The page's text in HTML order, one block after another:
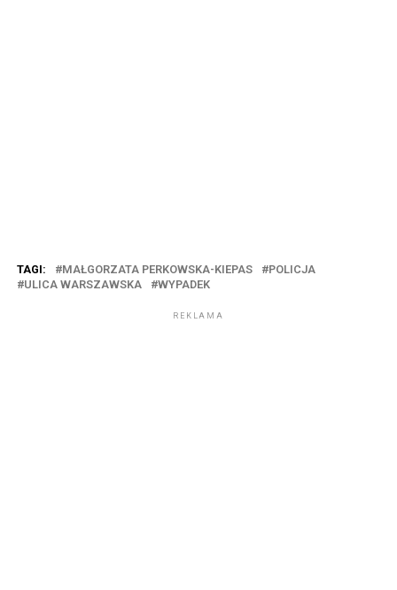
TAGI: MAŁGORZATA PERKOWSKA-KIEPAS
POLICJA
ULICA WARSZAWSKA
WYPADEK
REKLAMA